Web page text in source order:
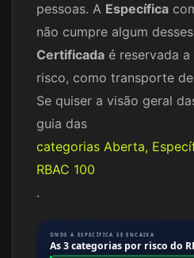
pessoas. A Específica
não cumpre algum
Certificada é reservada
risco, como transporte
Se quiser a visão geral
guia das
categorias Aberta,
RBAC 100
.
ONDE A ESPECÍFICA SE ENCAIXA
As 3 categorias por risco do